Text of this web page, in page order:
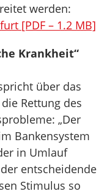
werden:
[PDF – 1.2 MB]
Krankheit“
über das
Rettung des
„Der
Bankensystem
in Umlauf
entscheidende
Stimulus so